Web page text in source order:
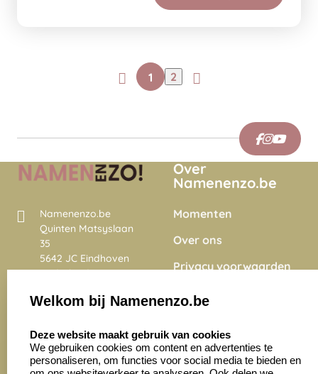
1 2
Namenenzo.be
Quinten Matsyslaan
35
5642 JC Eindhoven
Nederland
4028 beoordelingen
Over
Namenenzo.be
Momenten
Over ons
Privacy voorwaarden
Onze vacatures
Welkom bij Namenenzo.be
Deze website maakt gebruik van cookies
We gebruiken cookies om content en advertenties te
personaliseren, om functies voor social media te bieden en